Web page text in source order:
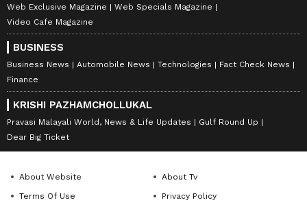
Web Exclusive Magazine
Web Specials Magazine
Video Cafe Magazine
BUSINESS
Business News Automobile News Technologies
Fact Check News
Finance
KRISHI PAZHAMCHOLLUKAL
Pravasi Malayali World, News & Life Updates
Gulf Round Up
Dear Big Ticket
About Website
About Tv
Terms Of Use
Privacy Policy